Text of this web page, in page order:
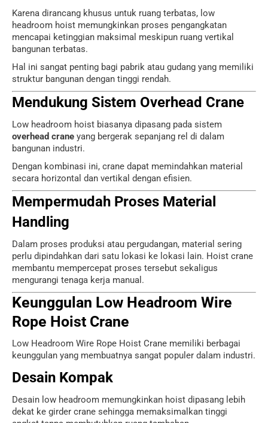
Karena dirancang khusus untuk ruang terbatas, low
headroom hoist memungkinkan proses pengangkatan
mencapai ketinggian maksimal meskipun ruang vertikal
bangunan terbatas.
Hal ini sangat penting bagi pabrik atau gudang yang memiliki
struktur bangunan dengan tinggi rendah.
Mendukung Sistem Overhead Crane
Low headroom hoist biasanya dipasang pada sistem
overhead crane yang bergerak sepanjang rel di dalam
bangunan industri.
Dengan kombinasi ini, crane dapat memindahkan material
secara horizontal dan vertikal dengan efisien.
Mempermudah Proses Material
Handling
Dalam proses produksi atau pergudangan, material sering
perlu dipindahkan dari satu lokasi ke lokasi lain. Hoist crane
membantu mempercepat proses tersebut sekaligus
mengurangi tenaga kerja manual.
Keunggulan Low Headroom Wire
Rope Hoist Crane
Low Headroom Wire Rope Hoist Crane memiliki berbagai
keunggulan yang membuatnya sangat populer dalam industri.
Desain Kompak
Desain low headroom memungkinkan hoist dipasang lebih
dekat ke girder crane sehingga memaksimalkan tinggi